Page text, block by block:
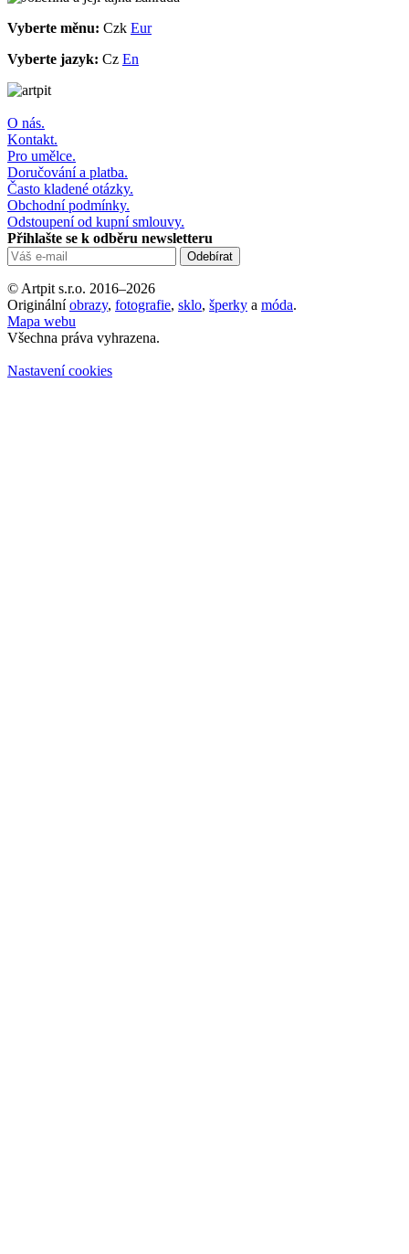
Vyberte měnu: Czk Eur
Vyberte jazyk: Cz En
O nás.
Kontakt.
Pro umělce.
Doručování a platba.
Často kladené otázky.
Obchodní podmínky.
Odstoupení od kupní smlouvy.
Přihlašte se k odběru newsletteru
© Artpit s.r.o. 2016–2026
Originálníobrazy, fotografie, sklo, šperky a móda.
Mapa webu
Všechna práva vyhrazena.
Nastavení cookies